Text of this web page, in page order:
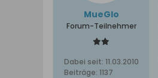
MueGlo
Forum-Teilnehmer
Dabei seit: 11.03.2010
Beiträge: 1137